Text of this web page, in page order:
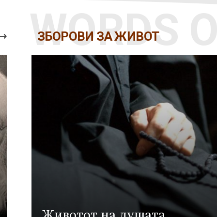
За време
живее со
ЗБОРОВИ ЗА ЖИВОТ
WORDS